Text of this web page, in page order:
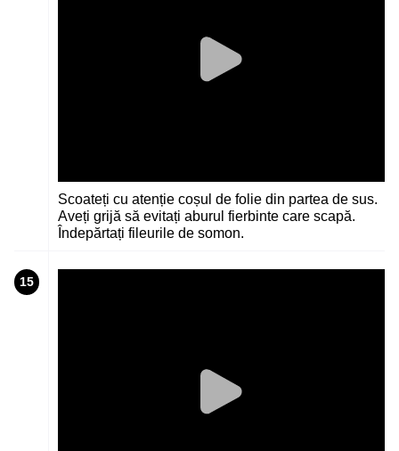
Scoateți cu atenție coșul de folie din partea de sus.
Aveți grijă să evitați aburul fierbinte care scapă.
Îndepărtați fileurile de somon.
15